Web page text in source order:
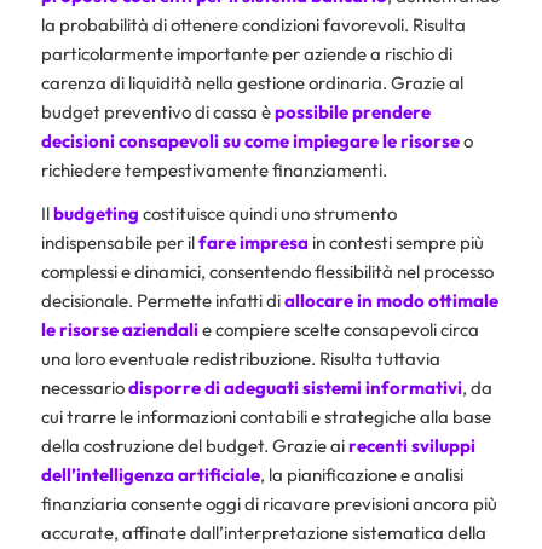
la probabilità di ottenere condizioni favorevoli. Risulta
particolarmente importante per aziende a rischio di
carenza di liquidità nella gestione ordinaria. Grazie al
budget preventivo di cassa èpossibile prendere
decisioni consapevoli su come impiegare le risorseo
richiedere tempestivamente finanziamenti.
Ilbudgeting costituisce quindi uno strumento
indispensabile per ilfare impresain contesti sempre più
complessi e dinamici, consentendo flessibilità nel processo
decisionale. Permette infatti diallocare in modo ottimale
le risorse aziendalie compiere scelte consapevoli circa
una loro eventuale redistribuzione. Risulta tuttavia
necessariodisporre di adeguati sistemi informativi, da
cui trarre le informazioni contabili e strategiche alla base
della costruzione del budget. Grazie airecenti sviluppi
dell’intelligenza artificiale, la pianificazione e analisi
finanziaria consente oggi di ricavare previsioni ancora più
accurate, affinate dall’interpretazione sistematica della